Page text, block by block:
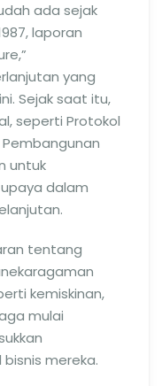
ada sejak
laporan
yang
Sejak saat itu,
seperti Protokol
untuk
dalam
tentang
kemiskinan,
mulai
mereka.